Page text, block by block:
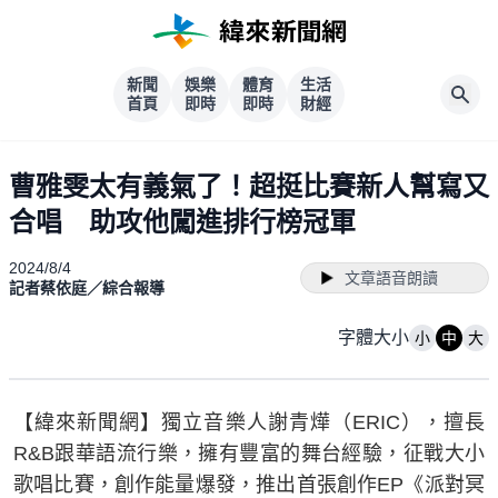
新聞
首頁
娛樂
即時
體育
即時
生活
財經
曹雅雯太有義氣了！超挺比賽新人幫寫又
合唱 助攻他闖進排行榜冠軍
2024/8/4
記者蔡依庭／綜合報導
文章語音朗讀
字體大小 小 中 大
【緯來新聞網】獨立音樂人謝青燁（ERIC），擅長
R&B跟華語流行樂，擁有豐富的舞台經驗，征戰大小
歌唱比賽，創作能量爆發，推出首張創作EP《派對冥